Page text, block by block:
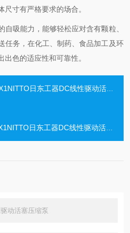
寸有严格要求的场合。
自吸能力，能够轻松应对含有颗粒、
任务，在化工、制药、食品加工及环
色的适应性和可靠性。
日东工器DC线性驱动活塞压缩泵
日东工器DC线性驱动活塞压缩泵